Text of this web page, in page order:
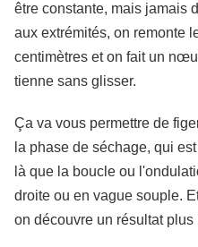
être constante, mais jamais
aux extrémités, on remonte
centimètres et on fait un
tienne sans glisser.
Ça va vous permettre de
la phase de séchage, qui
là que la boucle ou
droite ou en vague souple.
on découvre un résultat